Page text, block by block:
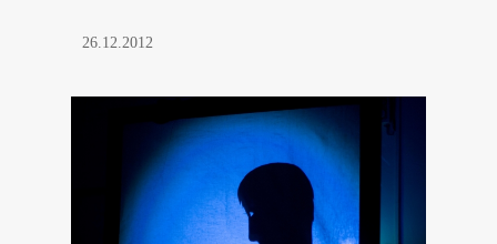
26.12.2012